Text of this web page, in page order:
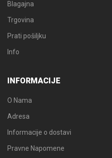
Blagajna
Trgovina
Prati pošiljku
Info
INFORMACIJE
O Nama
Adresa
Informacije o dostavi
Pravne Napomene